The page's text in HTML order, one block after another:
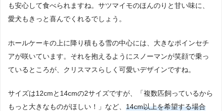
も安心して食べられますね。サツマイモのほんのりと甘い味に、
愛犬もきっと喜んでくれるでしょう。
ホールケーキの上に降り積もる雪の中心には、大きなポインセチ
アが咲いています。それを抱えるようにスノーマンが笑顔で乗っ
ているところが、クリスマスらしく可愛いデザインですね。
サイズは12cmと14cmの2サイズですが、「複数匹飼っているから
もっと大きなものがほしい！」など、 14cm以上を希望する場合